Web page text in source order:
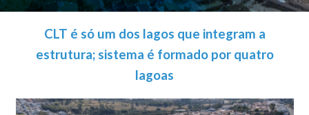
CLT é só um dos lagos que integram a
estrutura; sistema é formado por quatro
lagoas